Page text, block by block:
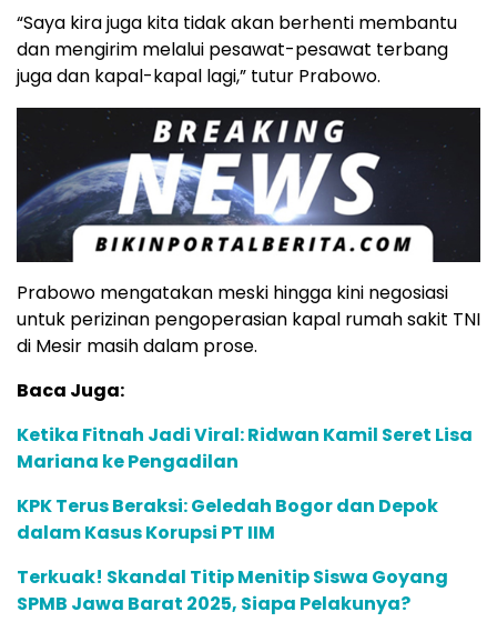
“Saya kira juga kita tidak akan berhenti membantu
dan mengirim melalui pesawat-pesawat terbang
juga dan kapal-kapal lagi,” tutur Prabowo.
Prabowo mengatakan meski hingga kini negosiasi
untuk perizinan pengoperasian kapal rumah sakit TNI
di Mesir masih dalam prose.
Baca Juga:
Ketika Fitnah Jadi Viral: Ridwan Kamil Seret Lisa
Mariana ke Pengadilan
KPK Terus Beraksi: Geledah Bogor dan Depok
dalam Kasus Korupsi PT IIM
Terkuak! Skandal Titip Menitip Siswa Goyang
SPMB Jawa Barat 2025, Siapa Pelakunya?